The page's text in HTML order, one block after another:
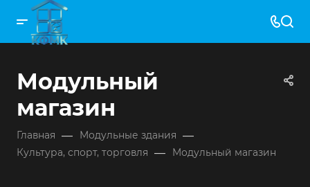
Модульный
магазин
Главная — Модульные здания —
Культура, спорт, торговля — Модульный магазин